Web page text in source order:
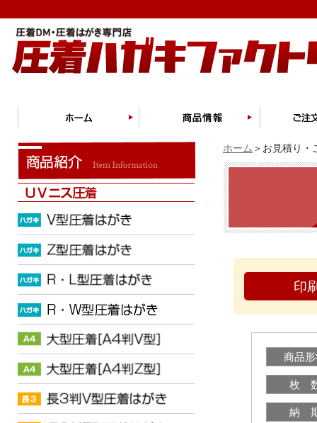
ホーム ＞お見積り・
印
商品
枚
納